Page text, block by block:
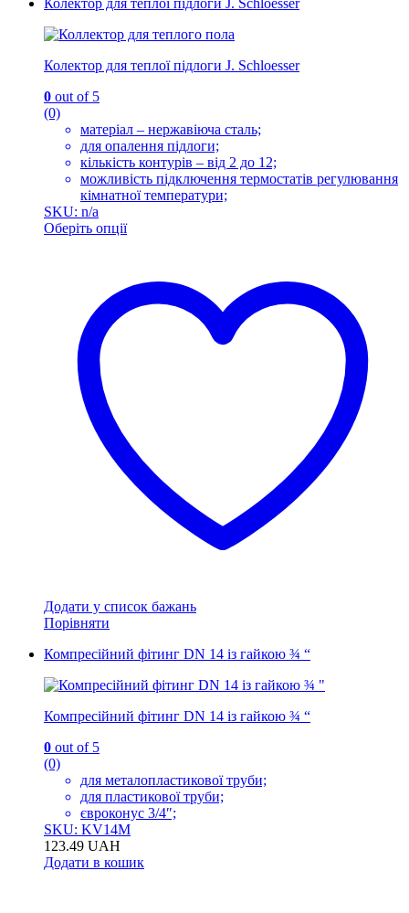
Колектор для теплої підлоги J. Schloesser
0 out of 5
(0)
матеріал – нержавіюча сталь;
для опалення підлоги;
кількість контурів – від 2 до 12;
можливість підключення термостатів регулювання
кімнатної температури;
SKU: n/a
Оберіть опції
варіантів.
Параметри
можна
вибрати
сторінці
товару
Додати у список бажань
Порівняти
Компресійний фітинг DN 14 із гайкою ¾ “
Компресійний фітинг DN 14 із гайкою ¾ “
0 out of 5
(0)
для металопластикової труби;
для пластикової труби;
євроконус 3/4″;
SKU: KV14M
123.49 UAH
Додати в кошик